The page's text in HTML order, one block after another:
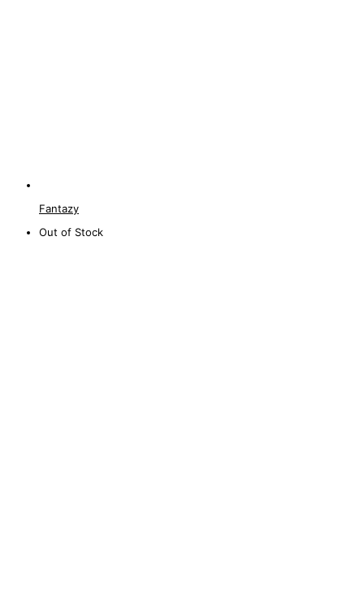
Fantazy
Out of Stock